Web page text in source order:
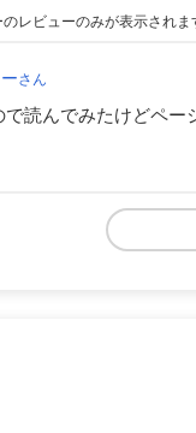
レビューのみが表示されま
さん
読んでみたけどペ